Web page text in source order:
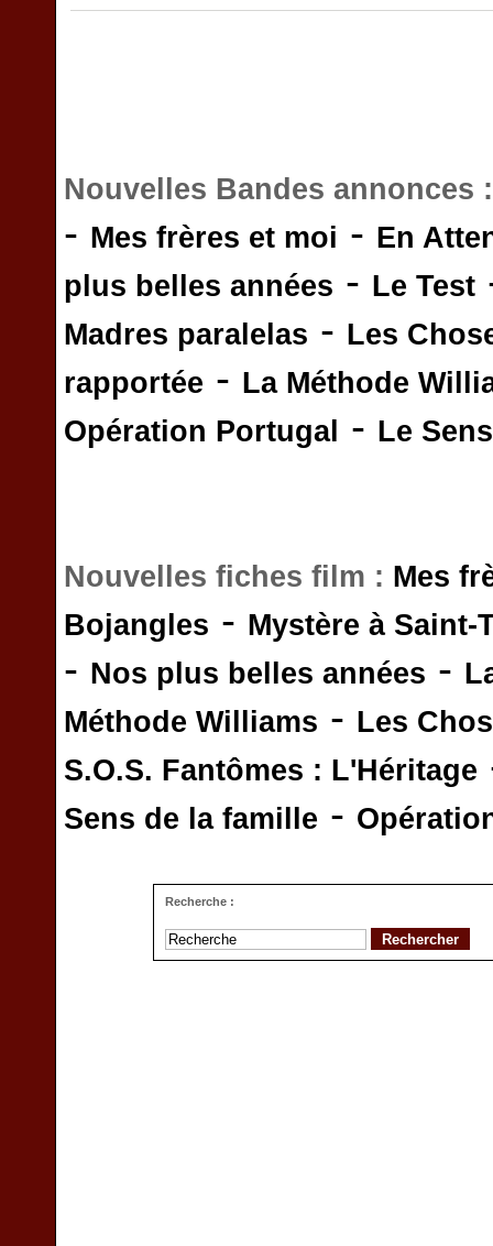
Nouvelles Bandes annonces
- Mes frères et moi - En
plus belles années - Le Test
Madres paralelas - Les
rapportée - La Méthode
Opération Portugal
- Le
Nouvelles fiches film : Mes
Bojangles - Mystère à Saint-
- Nos plus belles années -
Méthode Williams - Les
S.O.S. Fantômes : L'Héritage
Sens de la famille -
Recherche :